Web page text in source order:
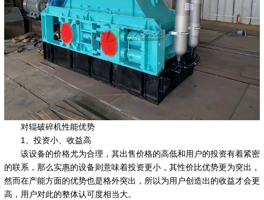
对辊破碎机性能优势
1、投资小、收益高
该设备的价格尤为合理，其出售价格的高低和用户的投资有着紧密
的联系，那么实惠的设备则意味着投资更小，其性价比优势更为突出，
然而在产能方面的优势也是格外突出，所以为用户创造出的收益才会更
高，用户对此的整体认可度相当大。